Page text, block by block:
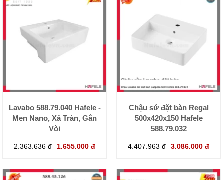
Lavabo 588.79.040 Hafele -
Men Nano, Xả Tràn, Gắn
Vòi
2.363.636 đ 1.655.000 đ
Chậu sứ đặt bàn Regal
500x420x150 Hafele
588.79.032
4.407.963 đ 3.086.000 đ